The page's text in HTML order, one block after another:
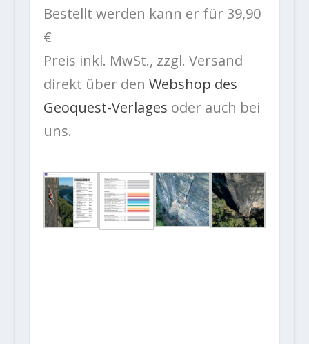
Bestellt werden kann er für 39,90
€
Preis inkl. MwSt., zzgl. Versand
direkt über den Webshop des
Geoquest-Verlages oder auch bei
uns.